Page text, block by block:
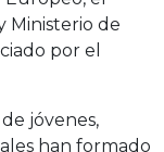
Ministerio de
por el
jóvenes,
han formado